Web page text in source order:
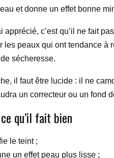
et donne un effet bonne
apprécié, c’est qu’il ne fait
les peaux qui ont tendance à
sécheresse.
il faut être lucide : il ne
un correcteur ou un fond
qu’il fait bien
le teint ;
un effet peau plus lisse ;